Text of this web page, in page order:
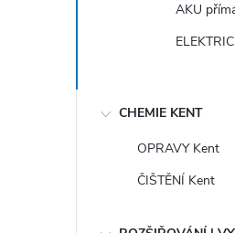
AKU
CHEMIE KENT
OPRAVY Kent
ČIŠTĚNÍ Kent